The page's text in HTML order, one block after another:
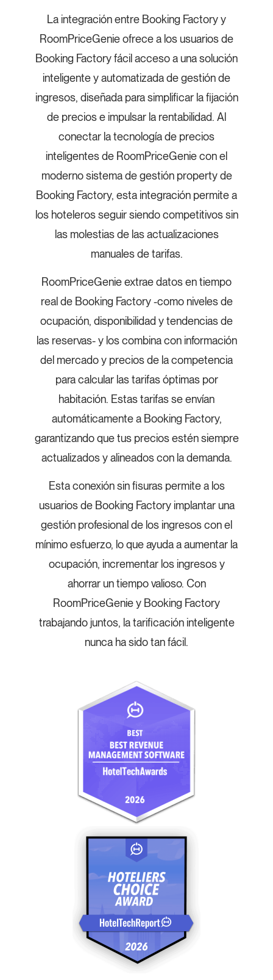
La integración entre Booking Factory y
RoomPriceGenie ofrece a los usuarios de
Booking Factory fácil acceso a una solución
inteligente y automatizada de gestión de
ingresos, diseñada para simplificar la fijación
de precios e impulsar la rentabilidad. Al
conectar la tecnología de precios
inteligentes de RoomPriceGenie con el
moderno sistema de gestión property de
Booking Factory, esta integración permite a
los hoteleros seguir siendo competitivos sin
las molestias de las actualizaciones
manuales de tarifas.
RoomPriceGenie extrae datos en tiempo
real de Booking Factory -como niveles de
ocupación, disponibilidad y tendencias de
las reservas- y los combina con información
del mercado y precios de la competencia
para calcular las tarifas óptimas por
habitación. Estas tarifas se envían
automáticamente a Booking Factory,
garantizando que tus precios estén siempre
actualizados y alineados con la demanda.
Esta conexión sin fisuras permite a los
usuarios de Booking Factory implantar una
gestión profesional de los ingresos con el
mínimo esfuerzo, lo que ayuda a aumentar la
ocupación, incrementar los ingresos y
ahorrar un tiempo valioso. Con
RoomPriceGenie y Booking Factory
trabajando juntos, la tarificación inteligente
nunca ha sido tan fácil.